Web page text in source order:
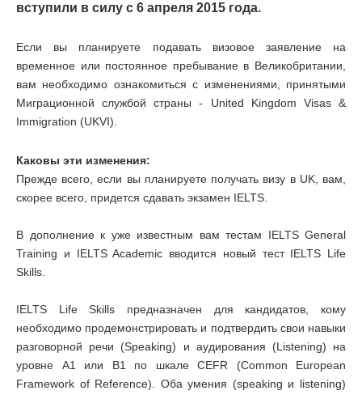
вступили в силу с 6 апреля 2015 года.
Если вы планируете подавать визовое заявление на
временное или постоянное пребывание в Великобритании,
вам необходимо ознакомиться с изменениями, принятыми
Миграционной службой страны - United Kingdom Visas &
Immigration (UKVI).
Каковы эти изменения:
Прежде всего, если вы планируете получать визу в UK, вам,
скорее всего, придется сдавать экзамен IELTS.
В дополнение к уже известным вам тестам IELTS General
Training и IELTS Academic вводится новый тест IELTS Life
Skills.
IELTS Life Skills предназначен для кандидатов, кому
необходимо продемонстрировать и подтвердить свои навыки
разговорной речи (Speaking) и аудирования (Listening) на
уровне А1 или В1 по шкале CEFR (Common European
Framework of Reference). Оба умения (speaking и listening)